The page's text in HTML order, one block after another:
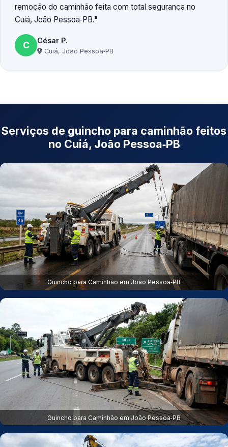
remoção do caminhão feita com total segurança no
Cuiá, João Pessoa‑PB.
C César P.
Cuiá, João Pessoa‑PB
Serviços de guincho para caminhão feitos
no Cuiá, João Pessoa‑PB
Guincho para Caminhão em João Pessoa‑PB
Guincho para Caminhão em João Pessoa‑PB